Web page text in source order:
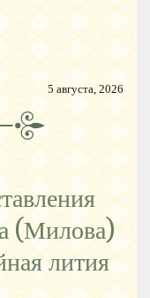
5 августа, 2026
(Милова)
лития